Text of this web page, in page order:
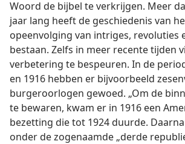
Woord de bijbel te verkrijgen. Meer
jaar lang heeft de geschiedenis van
opeenvolging van intriges, revoluties
bestaan. Zelfs in meer recente tijden
verbetering te bespeuren. In de
en 1916 hebben er bijvoorbeeld
burgeroorlogen gewoed. „Om de
te bewaren, kwam er in 1916 een
bezetting die tot 1924 duurde.
onder de zogenaamde „derde